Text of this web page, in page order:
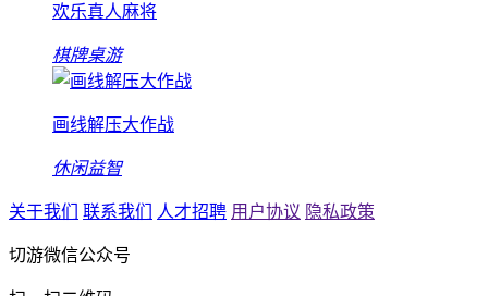
欢乐真人麻将
棋牌桌游
画线解压大作战
休闲益智
关于我们 联系我们 人才招聘 用户协议 隐私政策
切游微信公众号